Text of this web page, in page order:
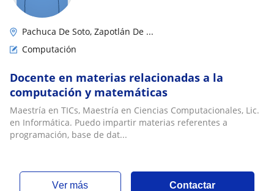
Pachuca De Soto, Zapotlán De ...
Computación
Docente en materias relacionadas a la
computación y matemáticas
Maestría en TICs, Maestría en Ciencias Computacionales, Lic.
en Informática. Puedo impartir materias referentes a
programación, base de dat...
ver más Contactar